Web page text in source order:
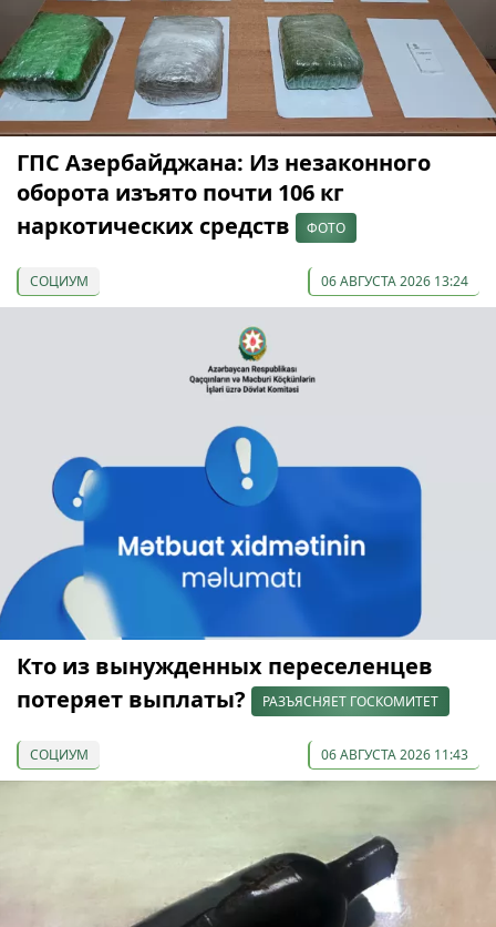
ГПС Азербайджана: Из незаконного
оборота изъято почти 106 кг
наркотических средств
ФОТО
СОЦИУМ 06 АВГУСТА 2026 13:24
Кто из вынужденных переселенцев
потеряет выплаты?
РАЗЪЯСНЯЕТ ГОСКОМИТЕТ
СОЦИУМ 06 АВГУСТА 2026 11:43